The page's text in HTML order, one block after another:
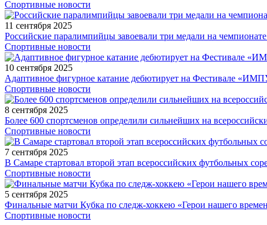
Спортивные новости
11 сентября 2025
Российские паралимпийцы завоевали три медали на
Спортивные новости
10 сентября 2025
Адаптивное фигурное катание дебютирует на Фестивале
Спортивные новости
8 сентября 2025
Более 600 спортсменов определили сильнейших на
Спортивные новости
7 сентября 2025
В Самаре стартовал второй этап всероссийских футбольных
Спортивные новости
5 сентября 2025
Финальные матчи Кубка по следж-хоккею «Герои нашего
Спортивные новости